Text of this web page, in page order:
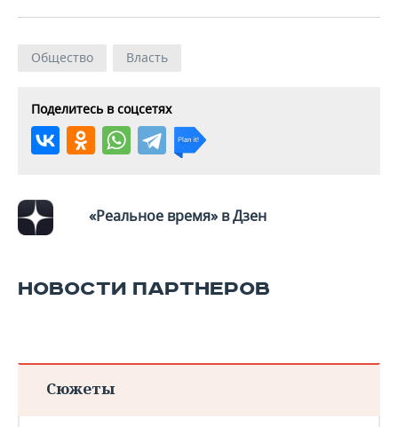
Общество Власть
Поделитесь в соцсетях
«Реальное время» в Дзен
НОВОСТИ ПАРТНЕРОВ
Сюжеты